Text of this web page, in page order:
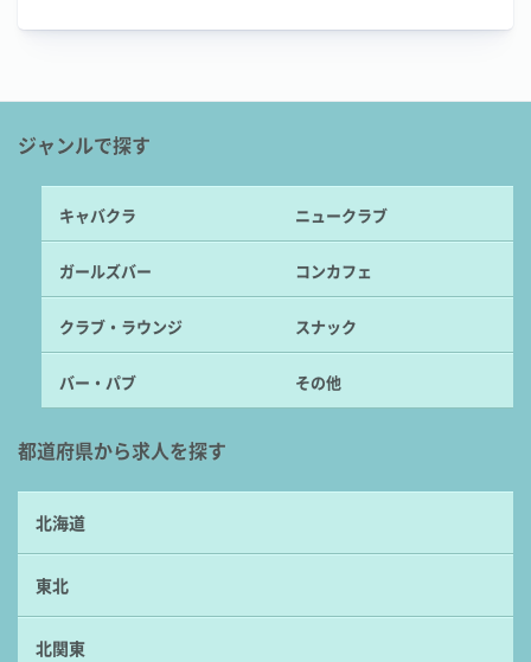
ジャンルで探す
キャバクラ ニュークラブ
ガールズバー コンカフェ
クラブ・ラウンジ スナック
バー・パブ その他
都道府県から求人を探す
北海道
東北
北関東